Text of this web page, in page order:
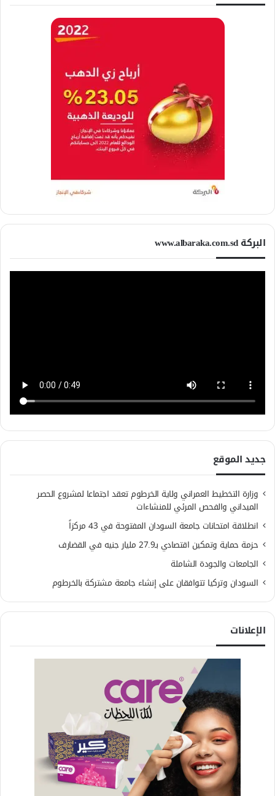
البركة www.albaraka.com.sd
جديد الموقع
وزارة التخطيط العمراني ولاية الخرطوم تعقد اجتماعا لمشروع الحصر
الميداني والفحص المرئي للمنشاءات
انطلاقة امتحانات جامعة السودان المفتوحة في 43 مركزاً
حزمة حماية وتمكين اقتصادي بـ27.9 مليار جنيه في القضارف
الجامعات والجودة الشاملة
السودان وتركيا تتوافقان على إنشاء جامعة مشتركة بالخرطوم
الإعلانات